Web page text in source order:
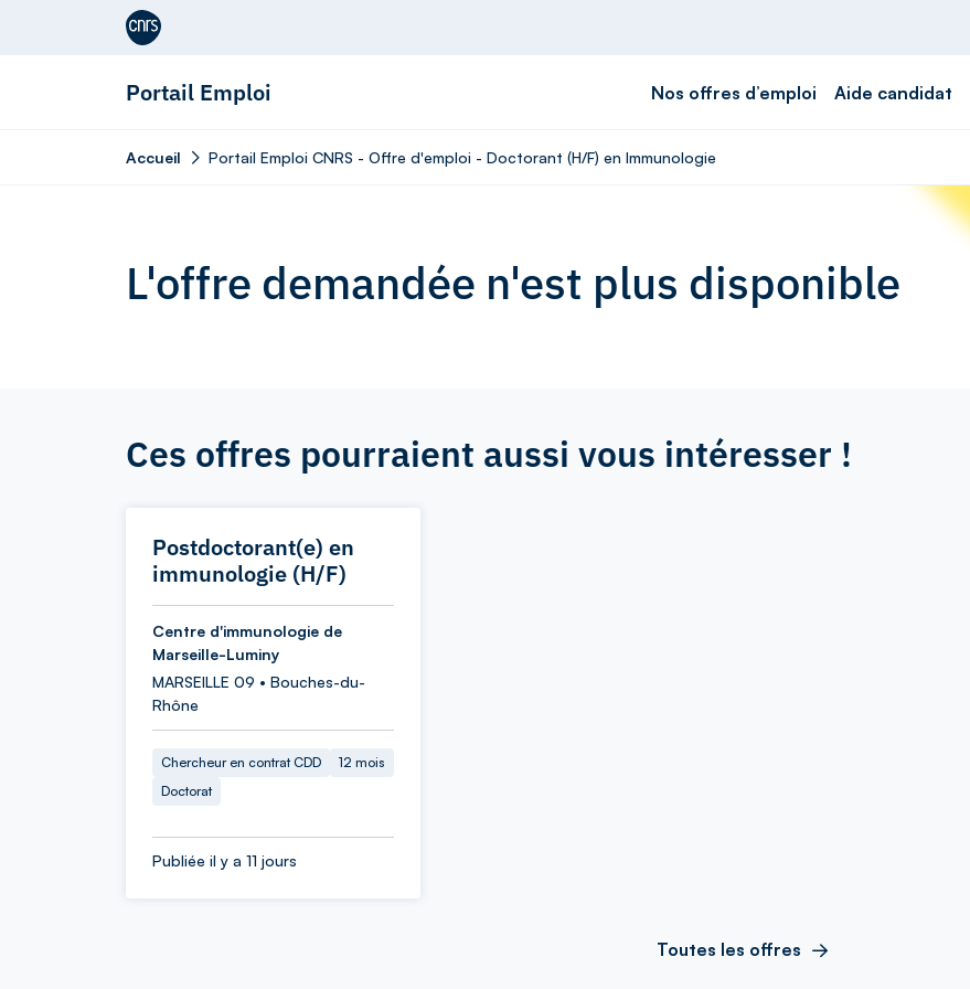
Aller au contenu
Portail Emploi Nos offres d’emploi Aide candidat
Accueil Portail Emploi CNRS - Offre d'emploi - Doctorant (H/F) en Immunologie
L'offre demandée n'est plus disponible
Ces offres pourraient aussi vous intéresser !
Postdoctorant(e) en
immunologie (H/F)
Centre d'immunologie de
Marseille-Luminy
MARSEILLE 09 • Bouches-du-
Rhône
Chercheur en contrat CDD
12 mois
Doctorat
Publiée il y a 11 jours
Toutes les offres